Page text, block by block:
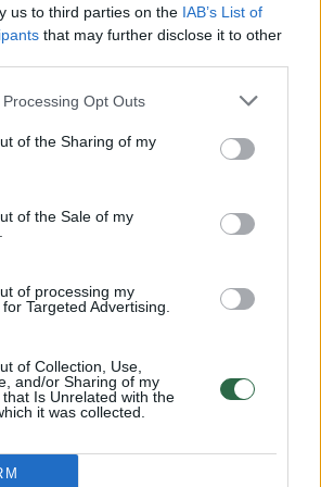
us to third parties on the IAB’s List of
that may further disclose it to other
Opt Outs
of the Sharing of my
of the Sale of my
of processing my
Targeted Advertising.
of Collection, Use,
and/or Sharing of my
Is Unrelated with the
it was collected.
00:00:57
karštas: temperatūra kils iki
00:15:54
laiko bandymu įsitvirtinti
jis yra neteisus
kokiais orais užbaigsime darbo